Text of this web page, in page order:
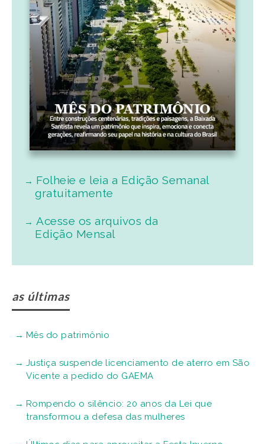
Folheie e leia a Edição Semanal
gratuitamente
Acesse os arquivos da
Edição Mensal
as últimas
Mês do patrimônio
Justiça suspende licenciamento de aterro em São
Vicente a pedido do GAEMA
Rompendo o silêncio: 20 anos da Lei que
transformou a defesa das mulheres